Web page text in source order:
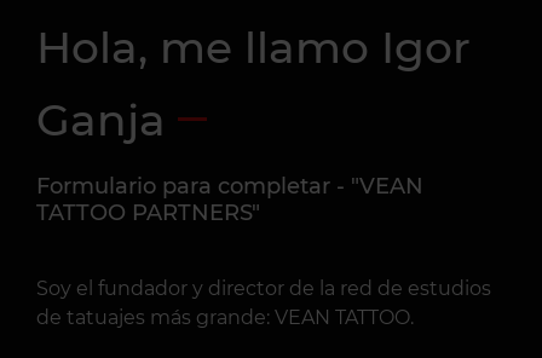
Hola, me llamo Igor
Ganja
Formulario para completar - "VEAN
TATTOO PARTNERS"
Soy el fundador y director de la red de estudios
de tatuajes más grande: VEAN TATTOO.